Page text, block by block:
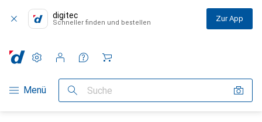
digitec
Schneller finden und bestellen Zur App
Navigation nach Kategorien
Menü Suche
Einstellungen
Kundenkonto
Vergleichslisten
Merklisten
Warenkorb